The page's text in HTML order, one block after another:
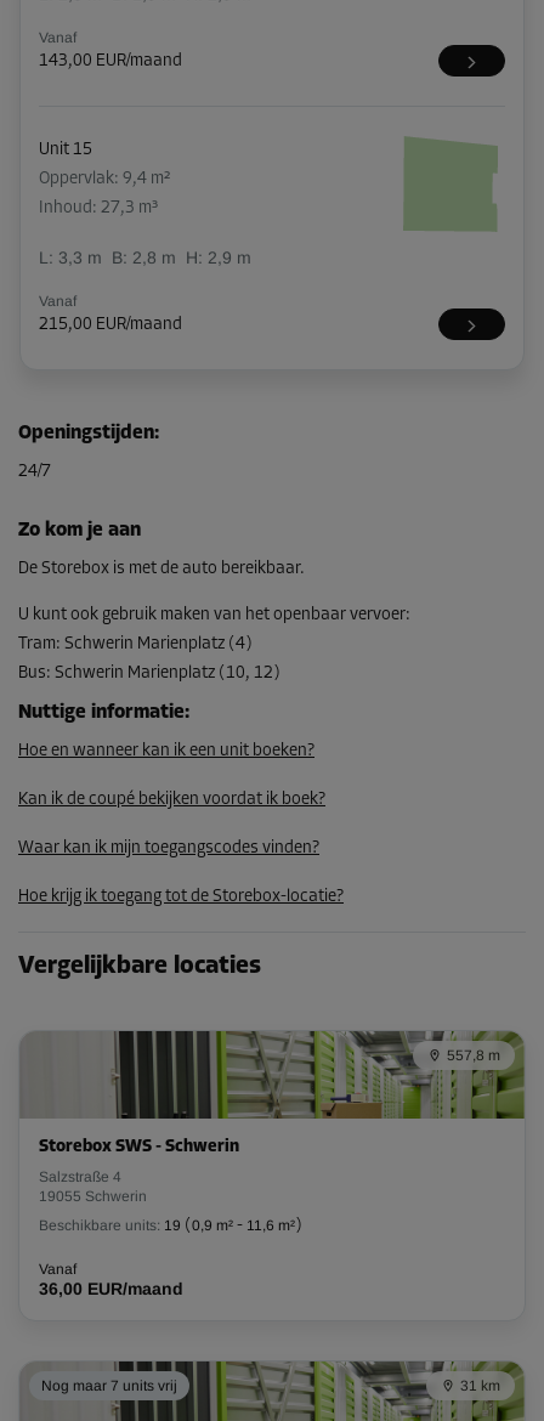
Vanaf
143,00 EUR/maand
Unit 15
Oppervlak: 9,4 m²
Inhoud: 27,3 m³
L: 3,3 m B: 2,8 m H: 2,9 m
Vanaf
215,00 EUR/maand
Oppervlak: 1,9 m²
Inhoud: 5,5 m³
L:1,5 m B:1,3
Vanaf
Unit 18
Oppervlak: 5,1 m²
B:
139,00 EUR/maand
Oppervlak: 1 m²
B: 0,6 m 2,9m
33,00 EUR/maand
Unit 28
Oppervlak: 1,9 m²
Inhoud: 5,5 m³
59,00 EUR/maand
Openingstijden:
24/7
Zo kom je aan
De Storebox is met de auto bereikbaar.
U kunt ook gebruik maken van het openbaar vervoer:
Tram: Schwerin Marienplatz (4)
Bus: Schwerin Marienplatz (10, 12)
Nuttige informatie:
Hoe en wanneer kan ik een unit boeken?
Kan ik de coupé bekijken voordat ik boek?
Waar kan ik mijn toegangscodes vinden?
Hoe krijg ik toegang tot de Storebox-locatie?
Vergelijkbare locaties
557,8 m
Storebox SWS - Schwerin
Salzstraße 4
19055 Schwerin
Beschikbare units: 19 (0,9 m² - 11,6 m²)
Vanaf
36,00 EUR/maand
Nog maar 7 units vrij 31 km